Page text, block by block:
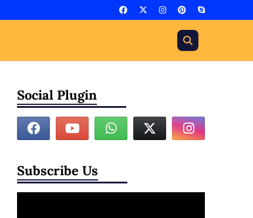
Social Plugin
Subscribe Us